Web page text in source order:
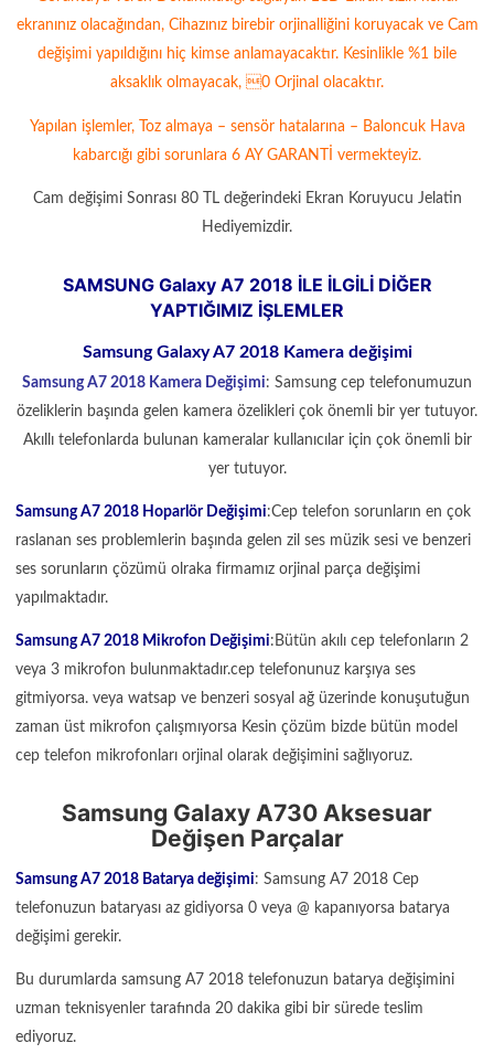
ekranınız olacağından, Cihazınız birebir orjinalliğini koruyacak ve Cam
değişimi yapıldığını hiç kimse anlamayacaktır. Kesinlikle %1 bile
aksaklık olmayacak, 0 Orjinal olacaktır.
Yapılan işlemler, Toz almaya – sensör hatalarına – Baloncuk Hava
kabarcığı gibi sorunlara 6 AY GARANTİ vermekteyiz.
Cam değişimi Sonrası 80 TL değerindeki Ekran Koruyucu Jelatin
Hediyemizdir.
SAMSUNG Galaxy A7 2018 İLE İLGİLİ DİĞER
YAPTIĞIMIZ İŞLEMLER
Samsung Galaxy A7 2018 Kamera değişimi
Samsung A7 2018 Kamera Değişimi: Samsung cep telefonumuzun
özeliklerin başında gelen kamera özelikleri çok önemli bir yer tutuyor.
Akıllı telefonlarda bulunan kameralar kullanıcılar için çok önemli bir
yer tutuyor.
Samsung A7 2018 Hoparlör Değişimi:Cep telefon sorunların en çok
raslanan ses problemlerin başında gelen zil ses müzik sesi ve benzeri
ses sorunların çözümü olraka firmamız orjinal parça değişimi
yapılmaktadır.
Samsung A7 2018 Mikrofon Değişimi:Bütün akılı cep telefonların 2
veya 3 mikrofon bulunmaktadır.cep telefonunuz karşıya ses
gitmiyorsa. veya watsap ve benzeri sosyal ağ üzerinde konuşutuğun
zaman üst mikrofon çalışmıyorsa Kesin çözüm bizde bütün model
cep telefon mikrofonları orjinal olarak değişimini sağlıyoruz.
Samsung Galaxy A730 Aksesuar
Değişen Parçalar
Samsung A7 2018 Batarya değişimi: Samsung A7 2018 Cep
telefonuzun bataryası az gidiyorsa 0 veya @ kapanıyorsa batarya
değişimi gerekir.
Bu durumlarda samsung A7 2018 telefonuzun batarya değişimini
uzman teknisyenler tarafında 20 dakika gibi bir sürede teslim
ediyoruz.